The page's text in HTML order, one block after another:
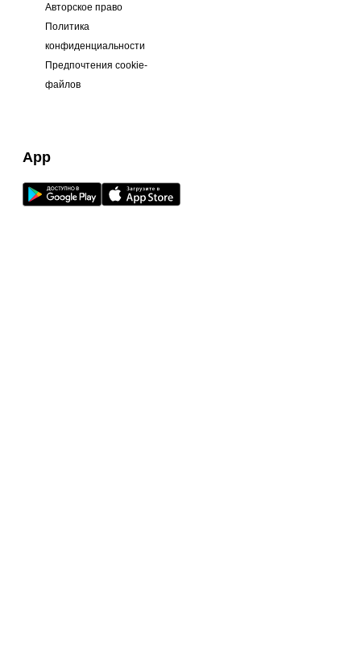
Авторское право
Политика
конфиденциальности
Предпочтения cookie-
файлов
App